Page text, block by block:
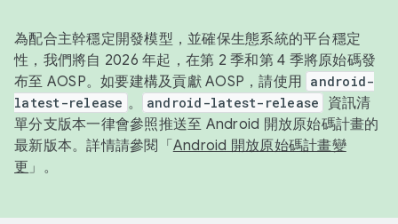
為配合主幹穩定開發模型，並確保生態系統的平台穩定
性，我們將自 2026 年起，在第 2 季和第 4 季將原始碼發
布至 AOSP。如要建構及貢獻 AOSP，請使用 android-
latest-release 。 android-latest-release
資訊清
單分支版本一律會參照推送至 Android 開放原始碼計畫的
最新版本。詳情請參閱「 Android 開放原始碼計畫變
更 」。